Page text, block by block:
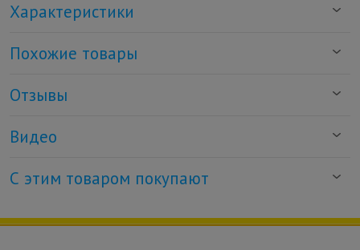
Характеристики
Похожие товары
Отзывы
Видео
С этим товаром покупают